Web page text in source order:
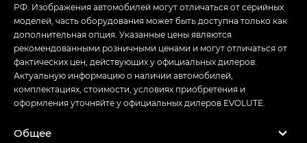
РФ. Изображения автомобилей могут отличаться от серийных
моделей, часть оборудования может быть доступна только как
дополнительная опция. Указанные цены являются
рекомендованными розничными ценами и могут отличаться от
фактических цен, действующих у официальных дилеров.
Актуальную информацию о наличии автомобилей,
комплектациях, стоимости, условиях приобретения и
оформления уточняйте у официальных дилеров EVOLUTE.
Общее